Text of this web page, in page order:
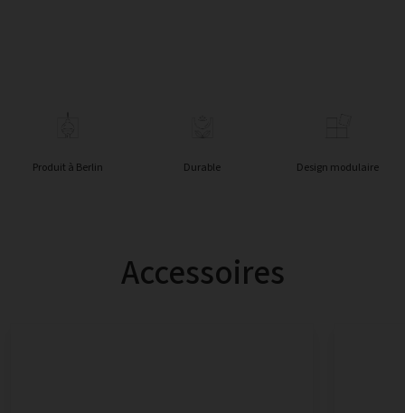
Produit à Berlin Durable Design modulaire
Accessoires